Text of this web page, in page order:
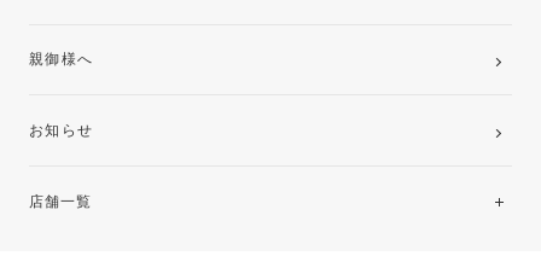
親御様へ
お知らせ
店舗一覧